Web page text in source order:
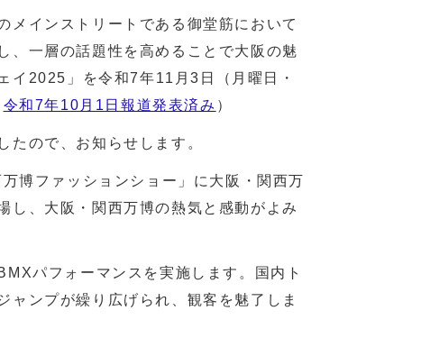
メインストリートである御堂筋において
、一層の話題性を高めることで大阪の魅
イ2025」を令和7年11月3日（月曜日・
令和7年10月1日報道発表済み ）
ので、お知らせします。
博ファッションショー」に大阪・関西万
し、大阪・関西万博の熱気と感動がよみ
パフォーマンスを実施します。国内ト
ャンプが繰り広げられ、観客を魅了しま